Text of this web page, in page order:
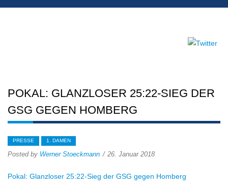
POKAL: GLANZLOSER 25:22-SIEG DER
GSG GEGEN HOMBERG
PRESSE 1. DAMEN
Posted by Werner Stoeckmann 26. Januar 2018
Pokal: Glanzloser 25:22-Sieg der GSG gegen Homberg